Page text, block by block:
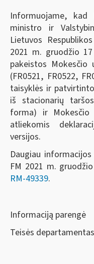
Informuojame, kad
ministro ir
Lietuvos
2021 m. gruodžio
pakeistos Mokesčio
(FR0521, FR0522,
taisyklės ir
iš stacionarių
forma) ir Mokesčio
atliekomis
versijos.
Daugiau
FM 2021 m.
RM-49339.
Informaciją parengė
Teisės departamentas